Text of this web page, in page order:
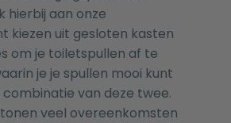
hierbij aan onze
kiezen uit gesloten kasten
om je toiletspullen af te
je je spullen mooi kunt
van deze twee.
veel overeenkomsten